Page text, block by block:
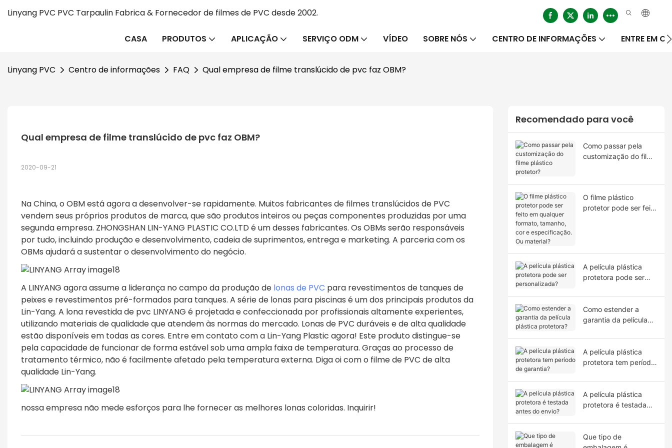
Linyang PVC PVC Tarpaulin Fabrica & Fornecedor de filmes de PVC desde 2002.
CASA PRODUTOS APLICAÇÃO SERVIÇO ODM VÍDEO SOBRE NÓS CENTRO DE INFORMAÇÕES ENTRE EM
Linyang PVC Centro de informações FAQ Qual empresa de filme translúcido de pvc faz OBM?
Qual empresa de filme translúcido de pvc faz OBM?
2020-09-21
Na China, o OBM está agora a desenvolver-se rapidamente. Muitos fabricantes de filmes translúcidos de PVC
vendem seus próprios produtos de marca, que são produtos inteiros ou peças componentes produzidas por uma
segunda empresa. ZHONGSHAN LIN-YANG PLASTIC CO.LTD é um desses fabricantes. Os OBMs serão responsáveis ​​
por tudo, incluindo produção e desenvolvimento, cadeia de suprimentos, entrega e marketing. A parceria com os
OBMs ajudará a sustentar o desenvolvimento do negócio.
A LINYANG agora assume a liderança no campo da produção de lonas de PVC para revestimentos de tanques de
peixes e revestimentos pré-formados para tanques. A série de lonas para piscinas é um dos principais produtos da
Lin-Yang. A lona revestida de pvc LINYANG é projetada e confeccionada por profissionais altamente experientes,
utilizando materiais de qualidade que atendem às normas do mercado. Lonas de PVC duráveis ​​e de alta qualidade
estão disponíveis em todas as cores. Entre em contato com a Lin-Yang Plastic agora! Este produto distingue-se
pela capacidade de funcionar de forma estável sob uma ampla faixa de temperatura. Graças ao processo de
tratamento térmico, não é facilmente afetado pela temperatura externa. Diga oi com o filme de PVC de alta
qualidade Lin-Yang.
nossa empresa não mede esforços para lhe fornecer as melhores lonas coloridas. Inquirir!
Recomendado para você
Como passar pela
customização do filme
O filme plástico
protetor pode ser feito
A película plástica
protetora pode ser
Como estender a
garantia da película
A película plástica
protetora tem período
A película plástica
protetora é testada
Que tipo de